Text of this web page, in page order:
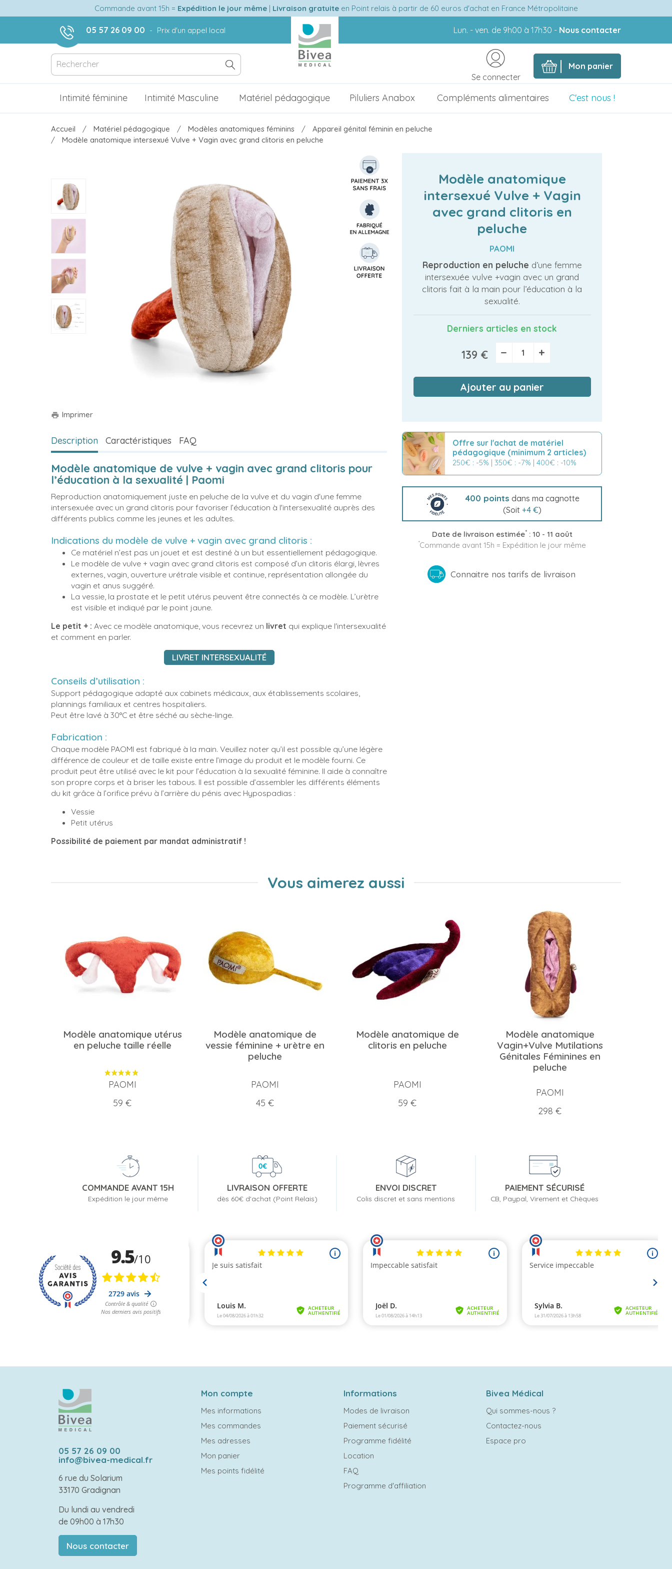
Commande avant 15h = Expédition le jour même| Livraison gratuiteen Point relais à partir de 60 euros d'achat en France Métropolitaine
05 57 26 09 00 - Prix d'un appel local Lun. - ven. de 9h00 à 17h30 - Nous contacter
Mon panier
Se connecter
Intimité féminine Intimité Masculine Matériel pédagogique Piluliers Anabox Compléments alimentaires C'est nous !
Accueil Matériel pédagogique Modèles anatomiques féminins
Appareil génital féminin en peluche
Modèle anatomique intersexué Vulve + Vagin avec grand clitoris en peluche
print Imprimer
Modèle anatomique
intersexué Vulve + Vagin
avec grand clitoris en
peluche
PAOMI
Reproduction en peluche d’une femme
intersexuée vulve +vagin avec un grand
clitoris fait à la main pour l’éducation à la
sexualité.
Derniers articles en stock
139 € − +
Ajouter au panier
Offre sur l'achat de matériel
pédagogique (minimum 2 articles)
250€ : -5% | 350€ : -7% | 400€ : -10%
400 points dans ma cagnotte
(Soit +4 €)
Date de livraison estimée*: 10 - 11 août
*Commande avant 15h = Expédition le jour même
Connaitre nos tarifs de livraison
Description Caractéristiques FAQ
Modèle anatomique de vulve + vagin avec grand clitoris pour
l’éducation à la sexualité | Paomi
Reproduction anatomiquement juste en peluche de la vulve et du vagin d'une femme
intersexuée avec un grand clitoris pour favoriser l’éducation à l'intersexualité auprès des
différents publics comme les jeunes et les adultes.
Indications du modèle de vulve + vagin avec grand clitoris :
Ce matériel n’est pas un jouet et est destiné à un but essentiellement pédagogique.
Le modèle de vulve + vagin avec grand clitoris est composé d’un clitoris élargi, lèvres
externes, vagin, ouverture urétrale visible et continue, représentation allongée du
vagin et anus suggéré.
La vessie, la prostate et le petit utérus peuvent être connectés à ce modèle. L’urètre
est visible et indiqué par le point jaune.
Le petit + : Avec ce modèle anatomique, vous recevrez un livret qui explique l'intersexualité
et comment en parler.
LIVRET INTERSEXUALITÉ
Conseils d’utilisation :
Support pédagogique adapté aux cabinets médicaux, aux établissements scolaires,
plannings familiaux et centres hospitaliers.
Peut être lavé à 30°C et être séché au sèche-linge.
Fabrication :
Chaque modèle PAOMI est fabriqué à la main. Veuillez noter qu’il est possible qu’une légère
différence de couleur et de taille existe entre l’image du produit et le modèle fourni. Ce
produit peut être utilisé avec le kit pour l’éducation à la sexualité féminine. Il aide à connaître
son propre corps et à briser les tabous. Il est possible d’assembler les différents éléments
du kit grâce à l’orifice prévu à l’arrière du pénis avec Hypospadias :
Vessie
Petit utérus
Possibilité de paiement par mandat administratif !
Vous aimerez aussi
Modèle anatomique utérus
en peluche taille réelle
PAOMI
Prix
59 €
Modèle anatomique de
vessie féminine + urètre en
peluche
PAOMI
Prix
45 €
Modèle anatomique de
clitoris en peluche
PAOMI
Prix
59 €
Modèle anatomique
Vagin+Vulve Mutilations
Génitales Féminines en
peluche
PAOMI
Prix
298 €
COMMANDE AVANT 15H
Expédition le jour même
LIVRAISON OFFERTE
dès 60€ d'achat (Point Relais)
ENVOI DISCRET
Colis discret et sans mentions
PAIEMENT SÉCURISÉ
CB, Paypal, Virement et Chèques
05 57 26 09 00
info@bivea-medical.fr
6 rue du Solarium
33170 Gradignan
Du lundi au vendredi
de 09h00 à 17h30
Nous contacter
Mon compte
Mes informations
Mes commandes
Mes adresses
Mon panier
Mes points fidélité
Informations
Modes de livraison
Paiement sécurisé
Programme fidélité
Location
FAQ
Programme d'affiliation
Bivea Médical
Qui sommes-nous ?
Contactez-nous
Espace pro